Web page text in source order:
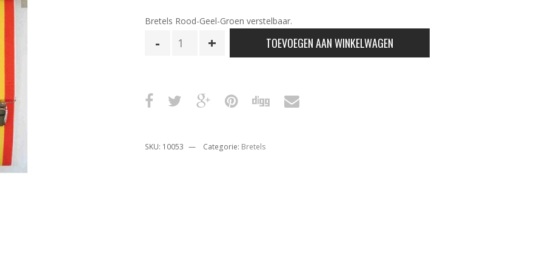
Bretels Rood-Geel-Groen verstelbaar.
Bretels
aantal
TOEVOEGEN AAN WINKELWAGEN
SKU: 10053 Categorie: Bretels